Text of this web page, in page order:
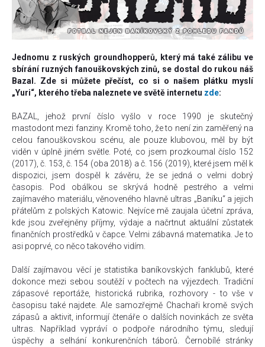
Jednomu z ruských groundhopperů, který má také zálibu ve
sbírání ruzných fanouškovských zinů, se dostal do rukou náš
Bazal. Zde si můžete přečíst, co si o našem plátku myslí
„Yuri“, kterého třeba naleznete ve světě internetu zde:
BAZAL, jehož první číslo vyšlo v roce 1990 je skutečný
mastodont mezi fanziny. Kromě toho, že to není zin zaměřený na
celou fanouškovskou scénu, ale pouze klubovou, měl by být
viděn v úplně jiném světle. Poté, co jsem prozkoumal číslo 152
(2017), č. 153, č. 154 (oba 2018) a č. 156 (2019), které jsem měl k
dispozici, jsem dospěl k závěru, že se jedná o velmi dobrý
časopis. Pod obálkou se skrývá hodně pestrého a velmi
zajímavého materiálu, věnoveného hlavně ultras „Baníku“ a jejich
přátelům z polských Katowic. Nejvíce mě zaujala účetní zpráva,
kde jsou zveřejněny příjmy, výdaje a načrtnut aktuální zůstatek
finančních prostředků v čapce. Velmi zábavná matematika. Je to
asi poprvé, co něco takového vidím.
Další zajímavou věcí je statistika baníkovských fanklubů, které
dokonce mezi sebou soutěží v počtech na výjezdech. Tradiční
zápasové reportáže, historická rubrika, rozhovory - to vše v
časopisu také najdete. Ale samozřejmě Chachaři kromě svých
zápasů a aktivit, informují čtenáře o dalších novinkách ze světa
ultras. Například vypráví o podpoře národního týmu, sledují
úspěchy a selhání konkurenčních táborů. Černobílé stránky